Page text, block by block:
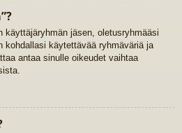
käyttäjäryhmän jäsen, oletusryhmääsi
kohdallasi käytettävää ryhmäväriä ja
antaa sinulle oikeudet vaihtaa